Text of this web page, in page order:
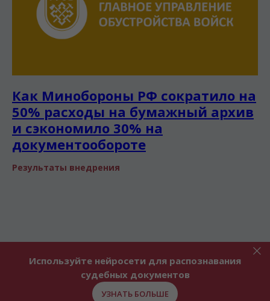
Как Минобороны РФ сократило на
50% расходы на бумажный архив
и сэкономило 30% на
документообороте
Результаты внедрения
Используйте нейросети для распознавания
судебных документов
УЗНАТЬ БОЛЬШЕ